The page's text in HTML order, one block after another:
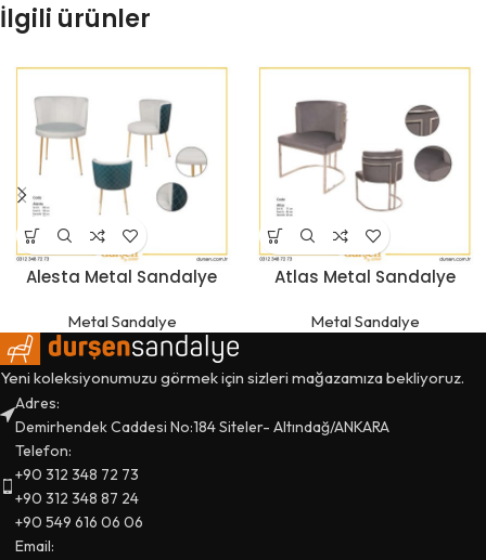
İlgili ürünler
Alesta Metal Sandalye
Metal Sandalye
Atlas Metal Sandalye
Metal Sandalye
Yeni koleksiyonumuzu görmek için sizleri mağazamıza bekliyoruz.
Adres:
Demirhendek Caddesi No:184 Siteler- Altındağ/ANKARA
Telefon:
+90 312 348 72 73
+90 312 348 87 24
+90 549 616 06 06
Email: